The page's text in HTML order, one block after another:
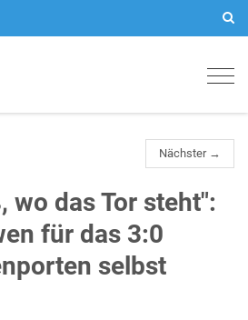
Nächster →
wo das Tor steht":
für das 3:0
selbst